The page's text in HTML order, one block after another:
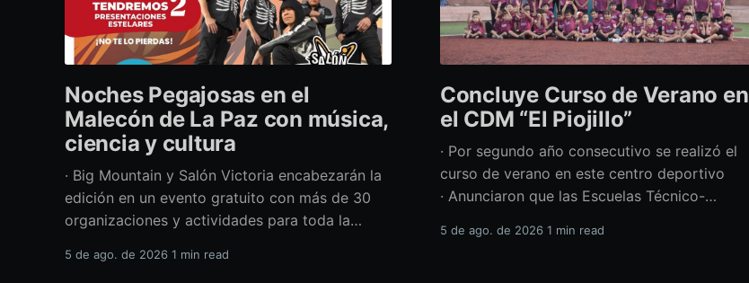
Noches Pegajosas en el
Malecón de La Paz con música,
ciencia y cultura
· Big Mountain y Salón Victoria encabezarán la
edición en un evento gratuito con más de 30
organizaciones y actividades para toda la
en vivo, divulgación científica y actividades
5 de ago. de 2026 1 min read
Concluye Curso de Verano en
el CDM “El Piojillo”
· Por segundo año consecutivo se realizó el
curso de verano en este centro deportivo
· Anunciaron que las Escuelas Técnico-
actividades el próximo 24 de agosto Con una
5 de ago. de 2026 1 min read